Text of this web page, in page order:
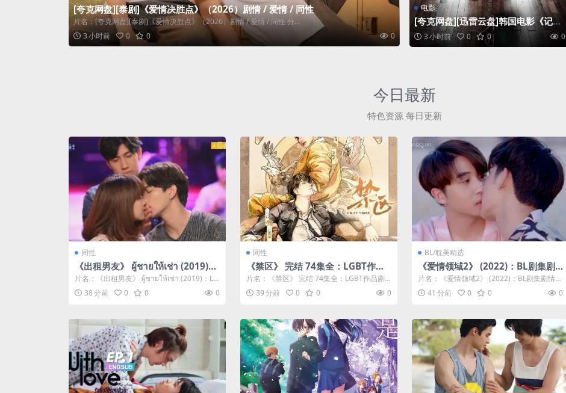
[夸克网盘][泰剧]《爱情决胜点》（2026）剧情 / 爱情 / 同性
片名：[夸克网盘][泰剧]《爱情决胜点》（2026）剧情 / 爱情 / 同性 分...
3 小时前
0 0 0
电影
[夸克网盘][迅雷云盘]韩国电影《记忆
之夜》（2017）悬疑 / 惊悚 豆瓣7.
5
3 小时前 0 0 0
今日最新
特色资源 每日更新
同性
《出租男友》 ผู้ชายให้เช่า (2019)：
LGBT剧集剧情简介与夸克网盘资源
片名：《出租男友》 ผู้ชายให้เช่า (2019)：LG
BT剧集剧情简...
38 分前 0 0 0
同性
《禁区》 完结 74集全：LGBT作品
剧情简介与夸克网盘资源
片名：《禁区》 完结 74集全：LGBT作品剧
情简介与夸克网盘资源 分类：其他资...
39 分前 0 0 0
BL/耽美精选
《爱情领域2》 (2022)：BL剧集剧
情简介与夸克网盘资源
片名：《爱情领域2》 (2022)：BL剧集剧情简
介与夸克网盘资源 分类：剧集 ...
41 分前 0 0 0